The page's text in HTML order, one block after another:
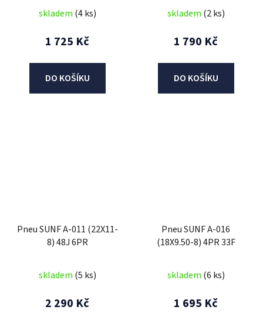
skladem (4 ks)
1 725 Kč
DO KOŠÍKU
skladem (2 ks)
1 790 Kč
DO KOŠÍKU
Pneu SUNF A-011 (22X11-
8) 48J 6PR
skladem (5 ks)
2 290 Kč
Pneu SUNF A-016
(18X9.50-8) 4PR 33F
skladem (6 ks)
1 695 Kč